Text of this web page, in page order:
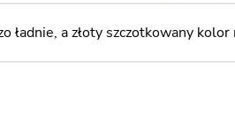
ładnie, a złoty szczotkowany